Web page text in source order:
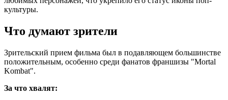
культуры.
Что думают зрители
Зрительский прием фильма был в подавляющем большинстве
положительным, особенно среди фанатов франшизы "Mortal
Kombat".
За что хвалят: